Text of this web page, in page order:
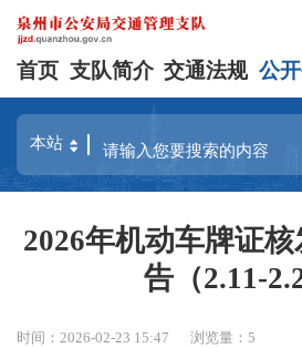
首页 支队简介 交通法规 公
2026年机动车牌证
告（2.11-
时间：2026-02-23 15:47 浏览量：5